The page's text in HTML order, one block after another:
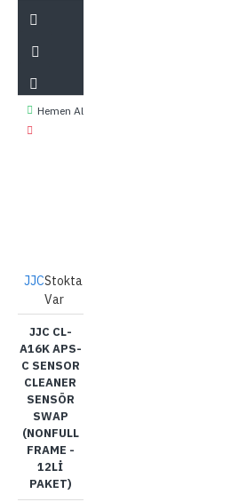
Hemen Al
JJCStokta
Var
JJC CL-
A16K APS-
C SENSOR
CLEANER
SENSÖR
SWAP
(NONFULL
FRAME -
12LI
PAKET)